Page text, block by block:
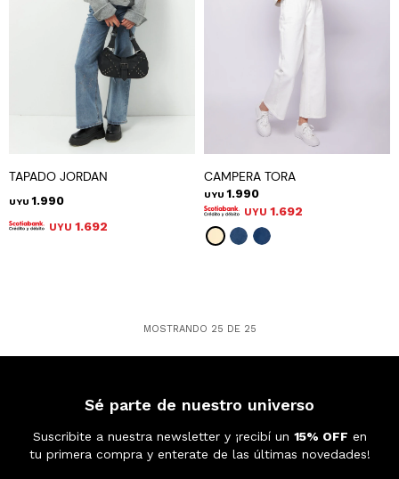
TAPADO JORDAN
UYU 1.990
UYU 1.692
CAMPERA TORA
UYU 1.990
UYU 1.692
MOSTRANDO 25 DE 25
Sé parte de nuestro universo
Suscribite a nuestra newsletter y ¡recibí un 15% OFF en
tu primera compra y enterate de las últimas novedades!